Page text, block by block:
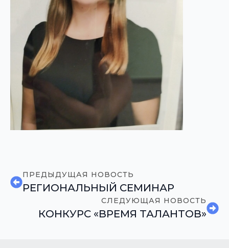
ПРЕДЫДУЩАЯ НОВОСТЬ
РЕГИОНАЛЬНЫЙ СЕМИНАР
СЛЕДУЮЩАЯ НОВОСТЬ
КОНКУРС «ВРЕМЯ ТАЛАНТОВ»